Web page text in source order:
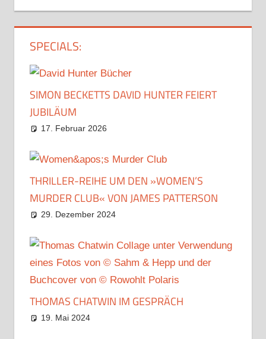
SPECIALS:
SIMON BECKETTS DAVID HUNTER FEIERT
JUBILÄUM
17. Februar 2026
THRILLER-REIHE UM DEN »WOMEN’S
MURDER CLUB« VON JAMES PATTERSON
29. Dezember 2024
THOMAS CHATWIN IM GESPRÄCH
19. Mai 2024